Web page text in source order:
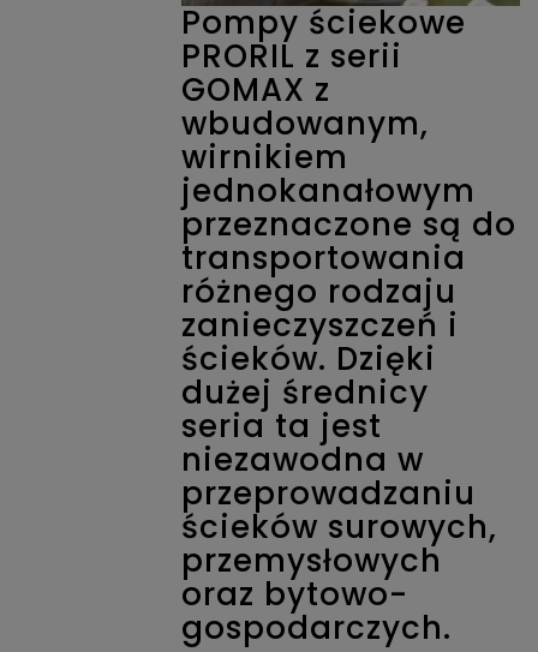
Pompy ściekowe
PRORIL z serii
GOMAX z
wbudowanym,
wirnikiem
jednokanałowym
przeznaczone są do
transportowania
różnego rodzaju
zanieczyszczeń i
ścieków. Dzięki
dużej średnicy
seria ta jest
niezawodna w
przeprowadzaniu
ścieków surowych,
przemysłowych
oraz bytowo-
gospodarczych.